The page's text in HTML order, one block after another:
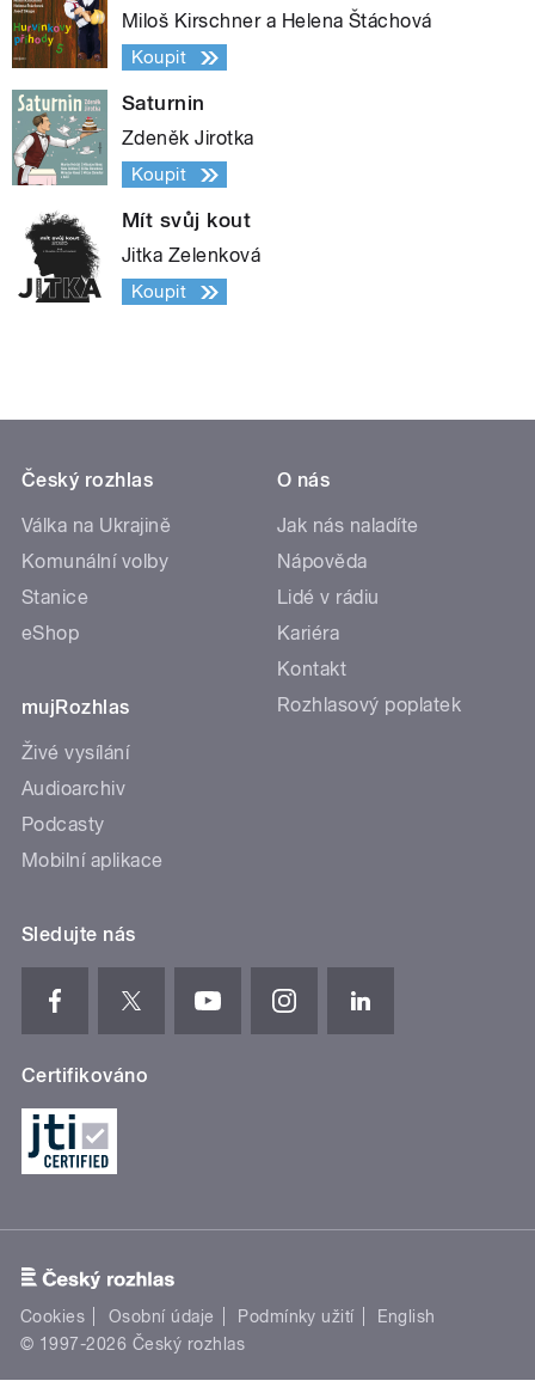
Miloš Kirschner a Helena Štáchová
Koupit
Saturnin
Zdeněk Jirotka
Koupit
Mít svůj kout
Jitka Zelenková
Koupit
Český rozhlas
Válka na Ukrajině
Komunální volby
Stanice
eShop
mujRozhlas
Živé vysílání
Audioarchiv
Podcasty
Mobilní aplikace
O nás
Jak nás naladíte
Nápověda
Lidé v rádiu
Kariéra
Kontakt
Rozhlasový poplatek
Sledujte nás
Certifikováno
Cookies Osobní údaje Podmínky užití
English
© 1997-2026 Český rozhlas